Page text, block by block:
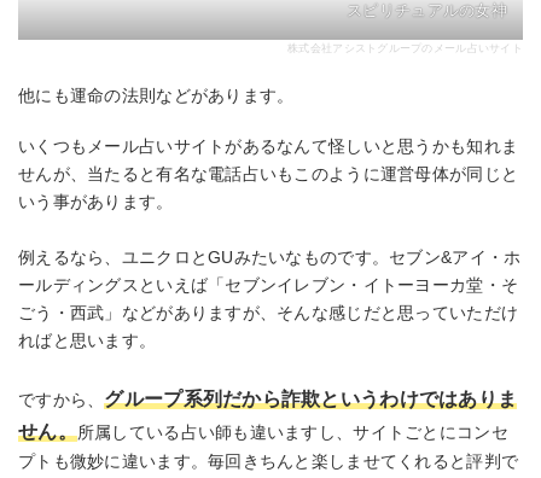
スピリチュアルの女神
株式会社アシストグループのメール占いサイト
他にも運命の法則などがあります。
いくつもメール占いサイトがあるなんて怪しいと思うかも知れま
せんが、当たると有名な電話占いもこのように運営母体が同じと
いう事があります。
例えるなら、ユニクロとGUみたいなものです。セブン&アイ・ホ
ールディングスといえば「セブンイレブン・イトーヨーカ堂・そ
ごう・西武」などがありますが、そんな感じだと思っていただけ
ればと思います。
ですから、グループ系列だから詐欺というわけではありま
せん。所属している占い師も違いますし、サイトごとにコンセ
プトも微妙に違います。毎回きちんと楽しませてくれると評判で